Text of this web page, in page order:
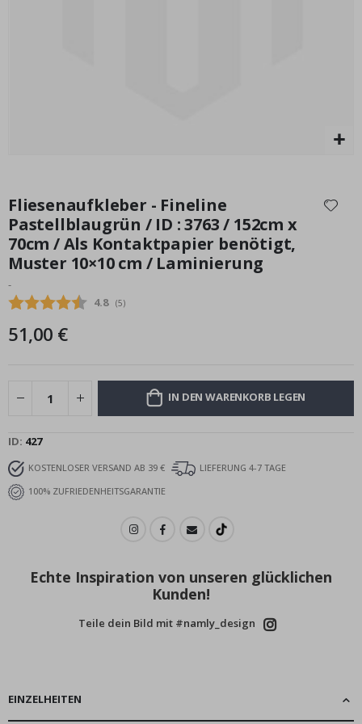
Anfang
der
Bildgalerie
springen
Fliesenaufkleber - Fineline
Pastellblaugrün / ID : 3763 / 152cm x
70cm / Als Kontaktpapier benötigt,
Muster 10×10 cm / Laminierung
-
Durchschnittliche Bewertung:
4.8 (abgegebene bewertungen:
5)
51,00 €
IN DEN WARENKORB LEGEN
ID 427
KOSTENLOSER VERSAND AB 39 €
LIEFERUNG 4-7 TAGE
100% ZUFRIEDENHEITSGARANTIE
Echte Inspiration von unseren glücklichen
Kunden!
Teile dein Bild mit #namly_design
EINZELHEITEN